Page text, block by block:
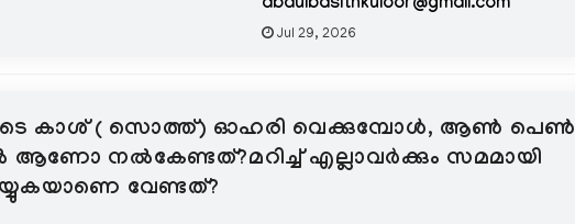
abdulbasithkuloor@gmail.com
Jul 29, 2026
കാശ് ( സൊത്ത്) ഓഹരി വെക്കുമ്പോൾ, ആണ്‍ പെണ്‍
ആണോ നല്‍കേണ്ടത്?മറിച്ച് എല്ലാവർക്കും സമമായി
വേണ്ടത്?